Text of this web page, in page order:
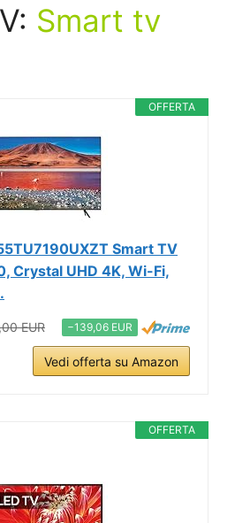
Smart tv
OFFERTA
Smart TV
Crystal UHD 4K, Wi-Fi,
EUR −139,06 EUR
Vedi offerta su Amazon
OFFERTA